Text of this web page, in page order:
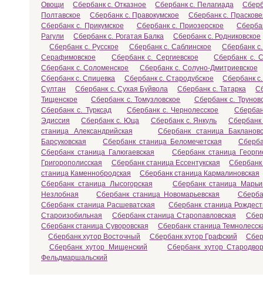
Овощи
Сбербанк с. Отказное Сбербанк с. Пелагиада
Полтавское
Сбербанк с. Правокумское
Сбербанк с.
Сбербанк с. Прикумское
Сбербанк с. Приозерское
Рагули
Сбербанк с. Рогатая Балка
Сбербанк с. Родниковское
Сбербанк с. Русское
Сбербанк с. Саблинское
Сбербанк
Серафимовское
Сбербанк с. Сергиевское
Сбербанк с.
Сбербанк с. Соломенское
Сбербанк с. Солуно-Дмитриевское
Сбербанк с. Спицевка
Сбербанк с. Стародубское
Сбербанк
Султан
Сбербанк с. Сухая Буйвола Сбербанк с. Татарка
Тищенское
Сбербанк с. Томузловское
Сбербанк с.
Сбербанк с. Турксад
Сбербанк с. Чернолесское
Эдиссия
Сбербанк с. Юца Сбербанк с. Янкуль
Сбербанк
станица Александрийская
Сбербанк станица
Барсуковская
Сбербанк станица Беломечетская
Сбербанк станица Галюгаевская
Сбербанк станица
Григорополисская
Сбербанк станица Ессентукская
Сбербанк
станица Каменнобродская
Сбербанк станица Кармалиновская
Сбербанк станица Лысогорская
Сбербанк станица
Незлобная
Сбербанк станица Новомарьевская
Сбербанк станица Расшеватская
Сбербанк станица
Староизобильная
Сбербанк станица Старопавловская
Сбербанк станица Суворовская
Сбербанк станица
Сбербанк хутор Восточный
Сбербанк хутор Графский
Сбербанк хутор Мищенский
Сбербанк хутор
Фельдмаршальский